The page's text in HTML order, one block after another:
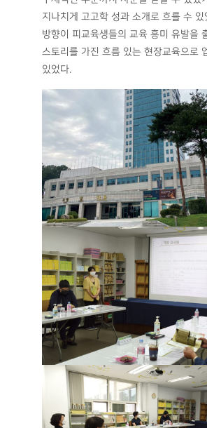
지나치게 고고학 성과 소개로 흐를 수 있
방향이 피교육생들의 교육 흥미 유발을
스토리를 가진 흐름 있는 현장교육으로
있었다.